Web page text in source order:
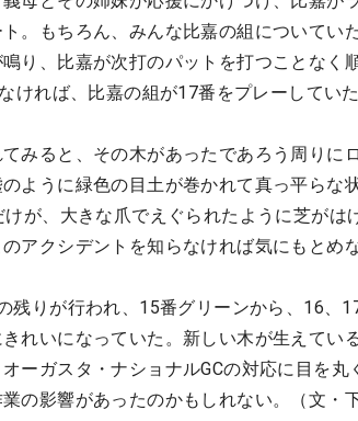
。もちろん、みんな比嘉の組についてい
り、比嘉が次打のパットを打つことなく
ければ、比嘉の組が17番をプレーしていた
みると、その木があったであろう周りに
ように緑色の目土が巻かれて真っ平らな
が、大きな爪でえぐられたように芝がは
アクシデントを知らなければ気にもとめ
残りが行われ、15番グリーンから、16、
きれいになっていた。新しい木が生えてい
ーガスタ・ナショナルGCの対応に目を丸
の影響があったのかもしれない。（文・